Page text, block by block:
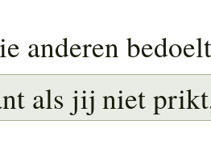
anderen
als jij niet